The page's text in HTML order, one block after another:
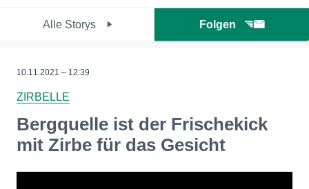
Alle Storys Folgen
10.11.2021 – 12:39
ZIRBELLE
Bergquelle ist der Frischekick
mit Zirbe für das Gesicht